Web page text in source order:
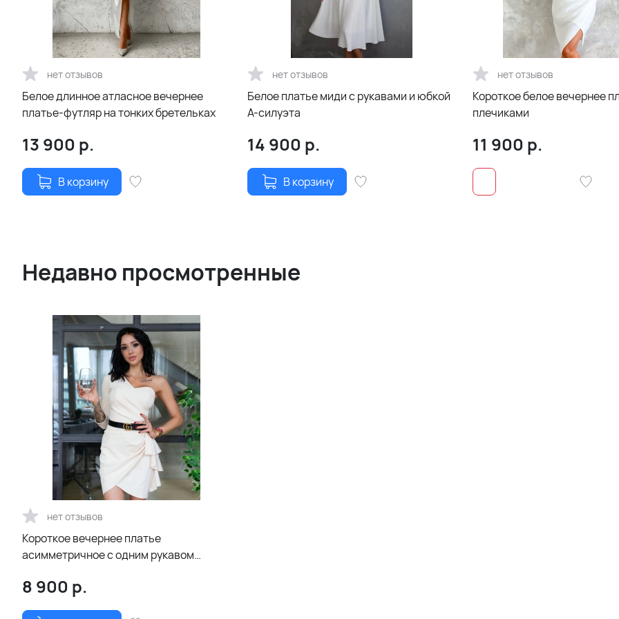
нет отзывов
Белое длинное атласное вечернее
платье-футляр на тонких бретельках
13 900 р.
В корзину
нет отзывов
Белое платье миди с рукавами и юбкой
А-силуэта
14 900 р.
В корзину
нет отзывов
Короткое белое вечернее
плечиками
11 900 р.
Недавно просмотренные
нет отзывов
Короткое вечернее платье
асимметричное с одним рукавом
8 900 р.